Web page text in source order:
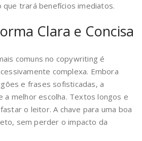
que trará benefícios imediatos.
Clara e Concisa
comuns no copywriting é
complexa. Embora
e frases sofisticadas, a
a melhor escolha. Textos longos e
o leitor. A chave para uma boa
sem perder o impacto da